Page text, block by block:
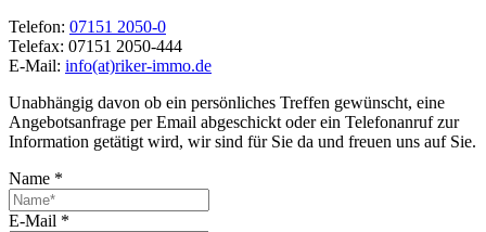
Telefon: 07151 2050-0
Telefax: 07151 2050-444
E-Mail: info(at)riker-immo.de
Unabhängig davon ob ein persönliches Treffen gewünscht, eine
Angebotsanfrage per Email abgeschickt oder ein Telefonanruf zur
Information getätigt wird, wir sind für Sie da und freuen uns auf Sie.
Name *
E-Mail *